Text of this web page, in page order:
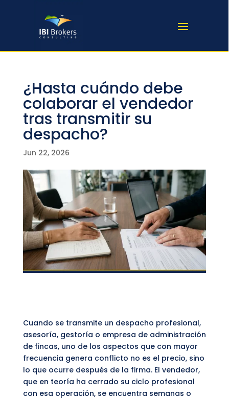
¿Hasta cuándo debe
colaborar el vendedor
tras transmitir su
despacho?
Jun 22, 2026
Cuando se transmite un despacho profesional,
asesoría, gestoría o empresa de administración
de fincas, uno de los aspectos que con mayor
frecuencia genera conflicto no es el precio, sino
lo que ocurre después de la firma. El vendedor,
que en teoría ha cerrado su ciclo profesional
con esa operación, se encuentra semanas o